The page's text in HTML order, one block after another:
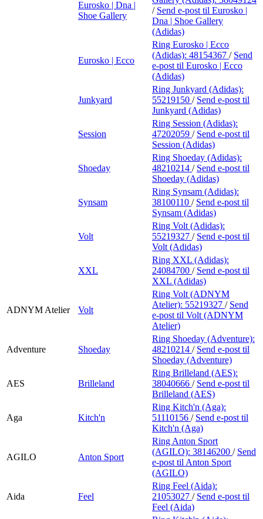
Eurosko | Dna |
Shoe Gallery
/ Send e-post til Eurosko |
Dna | Shoe Gallery
(Adidas)
Eurosko | Ecco
Ring Eurosko | Ecco
(Adidas): 48154367 / Send
e-post til Eurosko | Ecco
(Adidas)
Junkyard
Ring Junkyard (Adidas):
55219150 / Send e-post til
Junkyard (Adidas)
Session
Ring Session (Adidas):
47202059 / Send e-post til
Session (Adidas)
Shoeday
Ring Shoeday (Adidas):
48210214 / Send e-post til
Shoeday (Adidas)
Synsam
Ring Synsam (Adidas):
38100110 / Send e-post til
Synsam (Adidas)
Volt
Ring Volt (Adidas):
55219327 / Send e-post til
Volt (Adidas)
XXL
Ring XXL (Adidas):
24084700 / Send e-post til
XXL (Adidas)
ADNYM Atelier Volt
Ring Volt (ADNYM
Atelier): 55219327 / Send
e-post til Volt (ADNYM
Atelier)
Adventure Shoeday
Ring Shoeday (Adventure):
48210214 / Send e-post til
Shoeday (Adventure)
AES Brilleland
Ring Brilleland (AES):
38040666 / Send e-post til
Brilleland (AES)
Aga Kitch'n
Ring Kitch'n (Aga):
51110156 / Send e-post til
Kitch'n (Aga)
AGILO Anton Sport
Ring Anton Sport
(AGILO): 38146200 / Send
e-post til Anton Sport
(AGILO)
Aida Feel
Ring Feel (Aida):
21053027 / Send e-post til
Feel (Aida)